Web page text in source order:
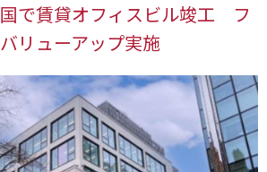
で賃貸オフィスビル竣工 フ
リューアップ実施